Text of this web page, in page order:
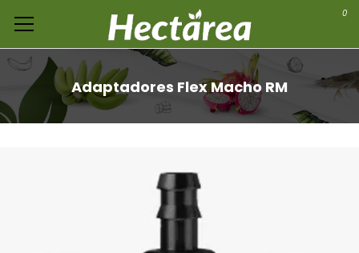
0
Adaptadores Flex Macho RM